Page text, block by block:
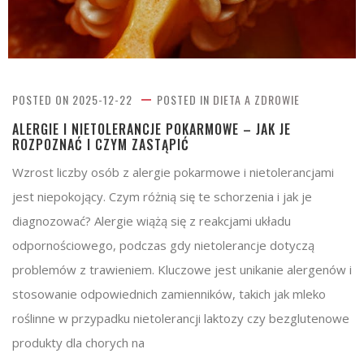
POSTED ON 2025-12-22 POSTED IN DIETA A ZDROWIE
ALERGIE I NIETOLERANCJE POKARMOWE – JAK JE
ROZPOZNAĆ I CZYM ZASTĄPIĆ
Wzrost liczby osób z alergie pokarmowe i nietolerancjami
jest niepokojący. Czym różnią się te schorzenia i jak je
diagnozować? Alergie wiążą się z reakcjami układu
odpornościowego, podczas gdy nietolerancje dotyczą
problemów z trawieniem. Kluczowe jest unikanie alergenów i
stosowanie odpowiednich zamienników, takich jak mleko
roślinne w przypadku nietolerancji laktozy czy bezglutenowe
produkty dla chorych na